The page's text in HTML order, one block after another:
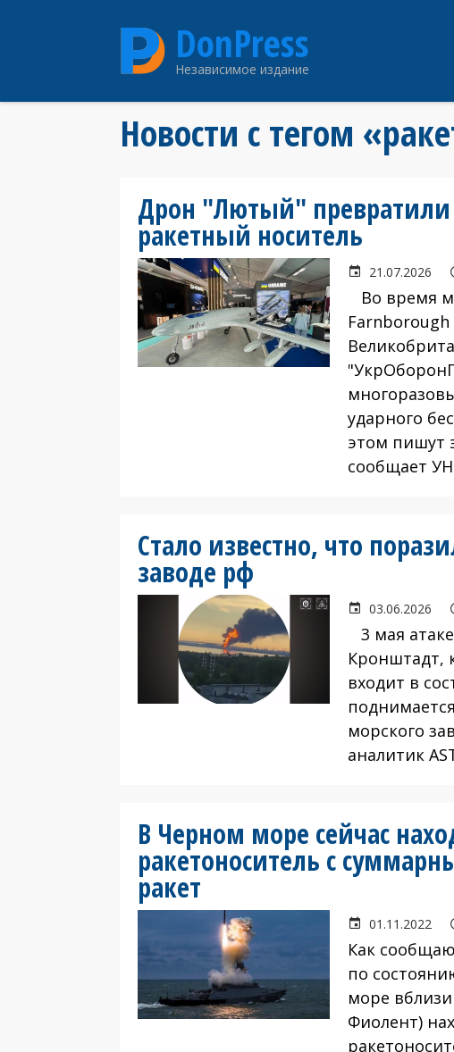
DonPress
Независимое издание
Новости с тегом
Дрон "Лютый"
ракетный носитель
21.07.2026
Во время
ударного
этом пишут
сообщает
Стало известно, что
заводе рф
03.06.2026
3 мая
Кронштадт,
входит в
морского
аналитик
В Черном море сейчас
ракетоноситель с
ракет
01.11.2022
Как
по
море
Фиолент)